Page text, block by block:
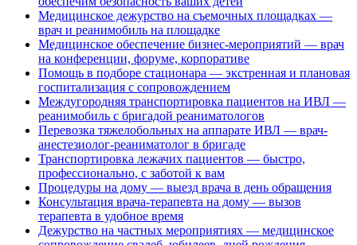
Медицинское дежурство на съемочных площадках —
врач и реанимобиль на площадке
Медицинское обеспечение бизнес-мероприятий — врач
на конференции, форуме, корпоративе
Помощь в подборе стационара — экстренная и плановая
госпитализация с сопровождением
Междугородняя транспортировка пациентов на ИВЛ —
реанимобиль с бригадой реаниматологов
Перевозка тяжелобольных на аппарате ИВЛ — врач-
анестезиолог-реаниматолог в бригаде
Транспортировка лежачих пациентов — быстро,
профессионально, с заботой к вам
Процедуры на дому — выезд врача в день обращения
Консультация врача-терапевта на дому — вызов
терапевта в удобное время
Дежурство на частных мероприятиях — медицинское